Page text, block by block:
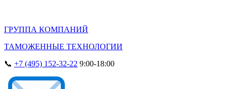
ГРУППА КОМПАНИЙ
ТАМОЖЕННЫЕ ТЕХНОЛОГИИ
+7 (495) 152-32-22 9:00-18:00